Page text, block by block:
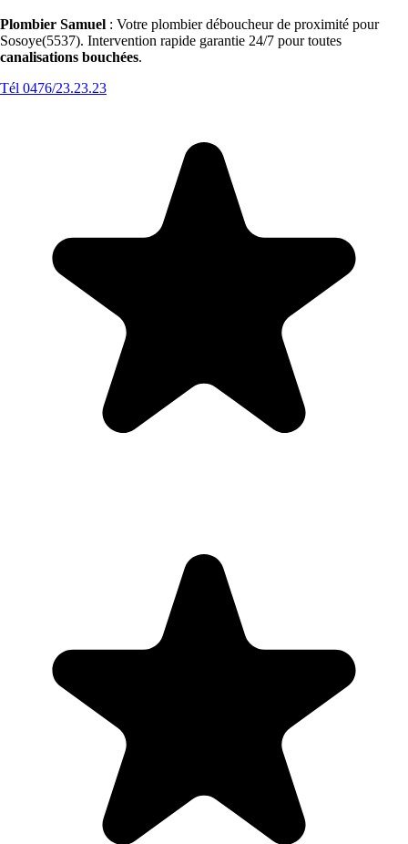
Plombier Samuel : Votre plombier déboucheur de proximité pour
Sosoye(5537). Intervention rapide garantie 24/7 pour toutes
canalisations bouchées.
Tél 0476/23.23.23